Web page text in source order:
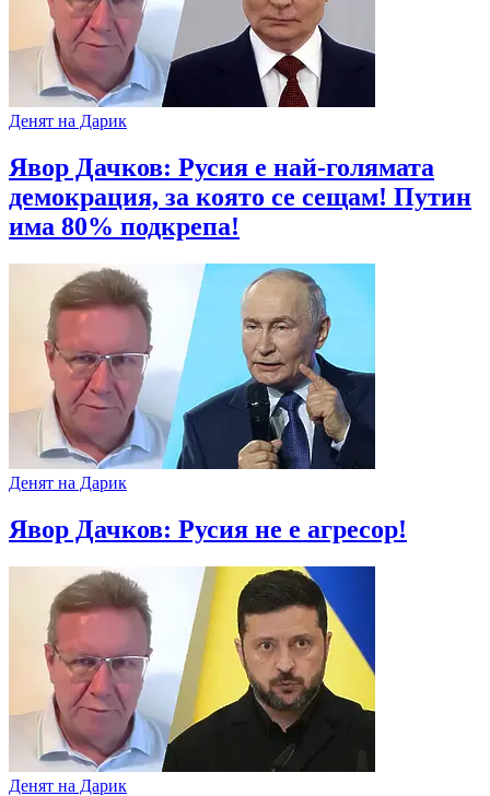
Денят на Дарик
Явор Дачков: Русия е най-голямата
демокрация, за която се сещам! Путин
има 80% подкрепа!
Денят на Дарик
Явор Дачков: Русия не е агресор!
Денят на Дарик